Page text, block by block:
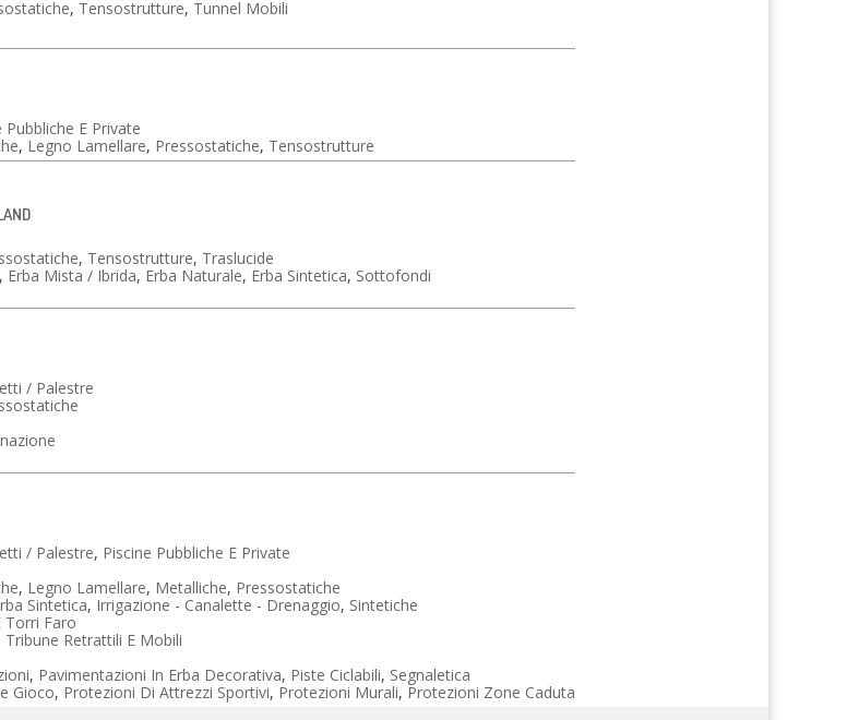
, Tensostrutture, Tunnel Mobili
Pubbliche E Private
, Legno Lamellare, Pressostatiche, Tensostrutture
, Tensostrutture, Traslucide
, Erba Mista / Ibrida, Erba Naturale, Erba Sintetica, Sottofondi
/ Palestre
/ Palestre, Piscine Pubbliche E Private
, Legno Lamellare, Metalliche, Pressostatiche
Sintetica, Irrigazione - Canalette - Drenaggio, Sintetiche
Torri Faro
Tribune Retrattili E Mobili
, Pavimentazioni In Erba Decorativa, Piste Ciclabili, Segnaletica
Gioco, Protezioni Di Attrezzi Sportivi, Protezioni Murali, Protezioni Zone Caduta